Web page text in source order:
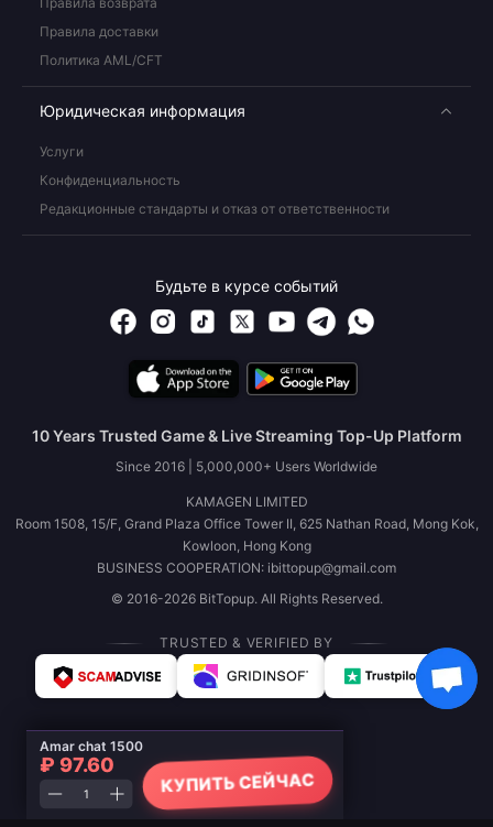
Amar chat 1500
₽ 97.60
КУПИТЬ СЕЙЧАС
Правила доставки
Политика AML/CFT
Юридическая информация
Услуги
Конфиденциальность
Редакционные стандарты и отказ от ответственности
Будьте в курсе событий
10 Years Trusted Game & Live Streaming Top-Up Platform
Since 2016 | 5,000,000+ Users Worldwide
KAMAGEN LIMITED
Room 1508, 15/F, Grand Plaza Office Tower II, 625 Nathan Road, Mong Kok,
Kowloon, Hong Kong
BUSINESS COOPERATION: ibittopup@gmail.com
© 2016-2026 BitTopup. All Rights Reserved.
TRUSTED & VERIFIED BY